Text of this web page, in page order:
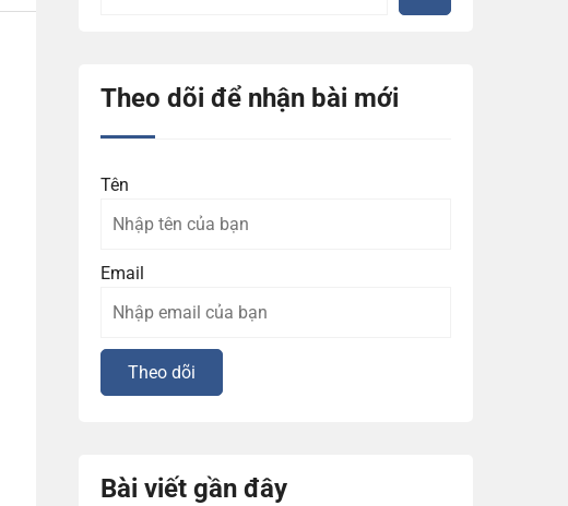
Theo dõi để nhận bài mới
Tên
Email
Bài viết gần đây